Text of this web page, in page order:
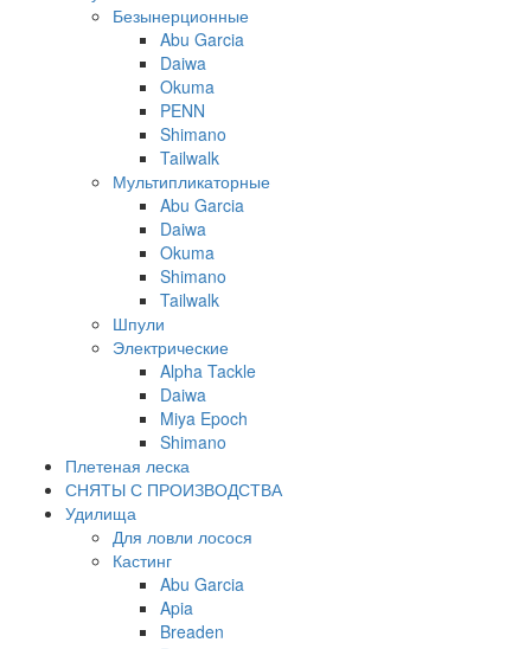
Безынерционные
Abu Garcia
Daiwa
Okuma
PENN
Shimano
Tailwalk
Мультипликаторные
Abu Garcia
Daiwa
Okuma
Shimano
Tailwalk
Шпули
Электрические
Alpha Tackle
Daiwa
Miya Epoch
Shimano
Плетеная леска
СНЯТЫ С ПРОИЗВОДСТВА
Удилища
Для ловли лосося
Кастинг
Abu Garcia
Apia
Breaden